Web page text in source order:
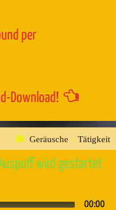
per
Download!
Geräusche » Tätigkeit
wird gestartet
00:00